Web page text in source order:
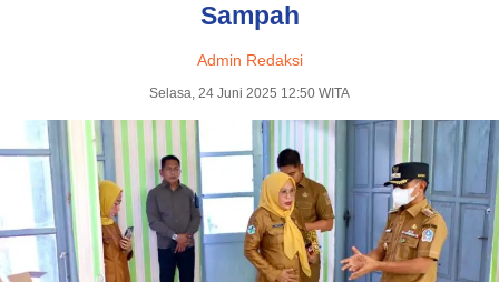
Sampah
Admin Redaksi
Selasa, 24 Juni 2025 12:50 WITA